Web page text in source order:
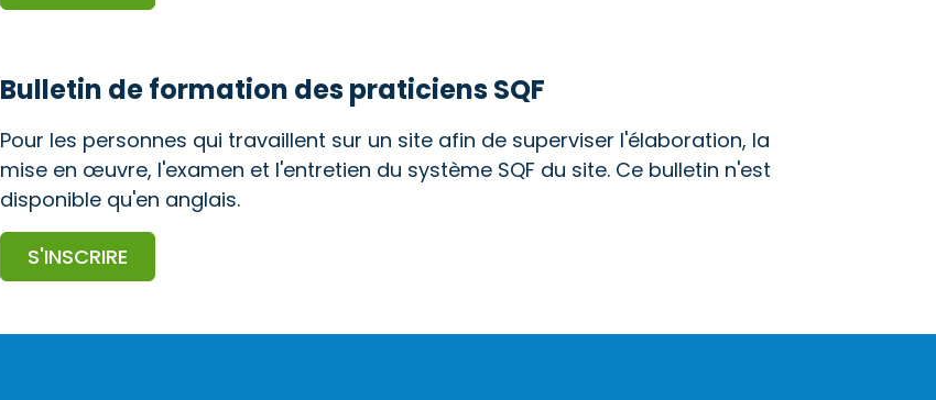
Bulletin de formation des praticiens SQF
Pour les personnes qui travaillent sur un site afin de superviser l'élaboration, la
mise en œuvre, l'examen et l'entretien du système SQF du site. Ce bulletin n'est
disponible qu'en anglais.
S'INSCRIRE